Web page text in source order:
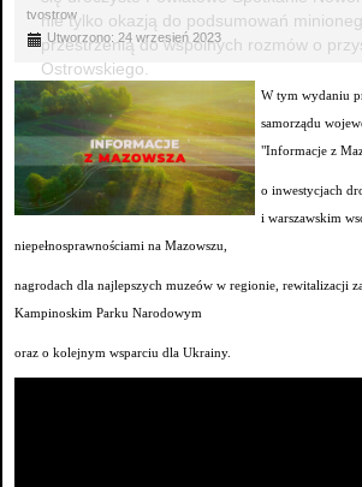
nie tylko okazją do podsumowań
przestrzenią do wspólnych rozmów o
Ostrowskiego.
tvostrow
Utworzono: 24 wrzesień 2023
W tym wydaniu
samorządu
"Informacje z
o inwestycjach
i warszawskim
niepełnosprawnościami na Mazowszu,
nagrodach dla najlepszych muzeów w regionie, rewitalizacji
Kampinoskim Parku Narodowym
oraz o kolejnym wsparciu dla Ukrainy.